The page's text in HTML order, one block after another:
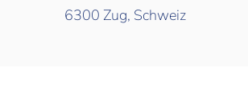
6300 Zug, Schweiz